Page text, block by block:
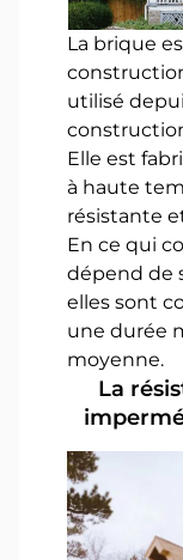
La brique
utilisé
Elle est
à haute
résistante
En ce qui
dépend de
elles sont
une durée
moyenne.
La